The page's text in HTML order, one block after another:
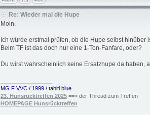
Re: Wieder mal die Hupe
Moin.
Ich würde erstmal prüfen, ob die Hupe selbst hinüber
Beim TF ist das doch nur eine 1-Ton-Fanfare, oder?
Du wirst wahrscheinlich keine Ersatzhupe da haben,
MG F VVC / 1999 / tahiti blue
23. Hunsrücktreffen 2025 ==> der Thread zum Treffen
HOMEPAGE Hunsrücktreffen